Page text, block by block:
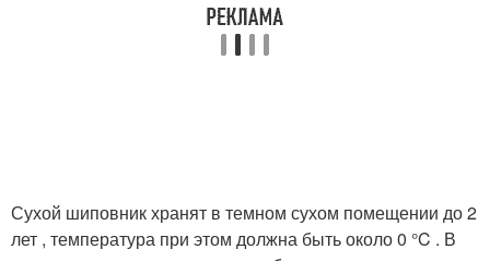
Сухой шиповник хранят в темном сухом помещении до 2
лет , температура при этом должна быть около 0 °C . В